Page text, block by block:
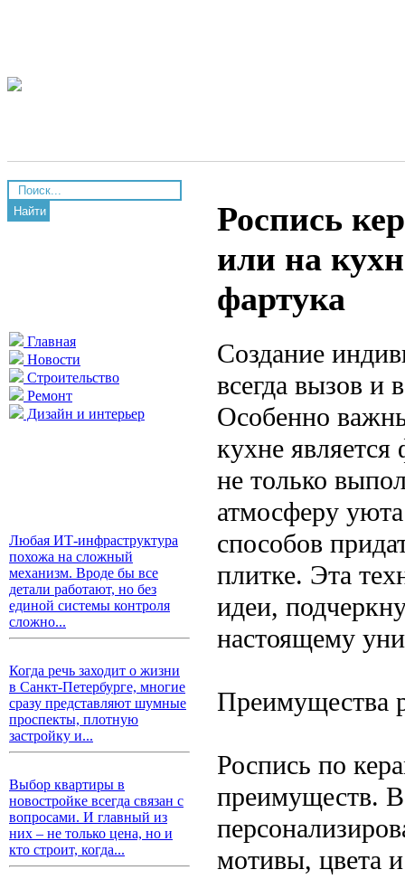
Найти
Главная
Новости
Строительство
Ремонт
Дизайн и интерьер
Любая ИТ-инфраструктура
похожа на сложный
механизм. Вроде бы все
детали работают, но без
единой системы контроля
сложно...
Когда речь заходит о жизни
в Санкт-Петербурге, многие
сразу представляют шумные
проспекты, плотную
застройку и...
Выбор квартиры в
новостройке всегда связан с
вопросами. И главный из
них – не только цена, но и
кто строит, когда...
Роспись
или на
фартука
Создание
всегда вызов и
Особенно
кухне
не только
атмосферу
способов
плитке. Эта
идеи,
настоящему
Преимущества
Роспись по
преимуществ.
мотивы, цвета